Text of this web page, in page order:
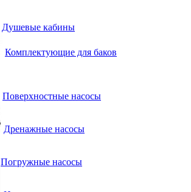
Душевые кабины
Комплектующие для баков
Поверхностные насосы
Дренажные насосы
Погружные насосы